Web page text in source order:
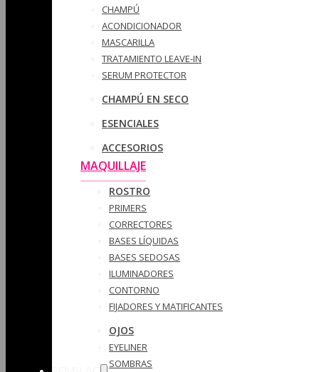
CHAMPÚ
ACONDICIONADOR
MASCARILLA
TRATAMIENTO LEAVE-IN
SERUM PROTECTOR
CHAMPÚ EN SECO
ESENCIALES
ACCESORIOS
MAQUILLAJE
ROSTRO
PRIMERS
CORRECTORES
BASES LÍQUIDAS
BASES SEDOSAS
ILUMINADORES
CONTORNO
FIJADORES Y MATIFICANTES
OJOS
EYELINER
SOMBRAS